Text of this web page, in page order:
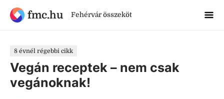
fmc.hu Fehérvár összeköt
8 évnél régebbi cikk
Vegán receptek – nem csak
vegánoknak!